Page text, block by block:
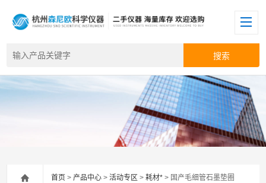
首页 >产品中心 >活动专区 >耗材* > 国产毛细管石墨垫圈